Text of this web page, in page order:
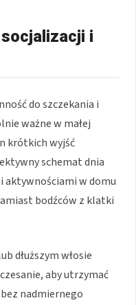
i
do szczekania i
ważne w małej
krótkich wyjść
schemat dnia
aktywnościami w domu
bodźców z klatki
dłuższym włosie
aby utrzymać
nadmiernego